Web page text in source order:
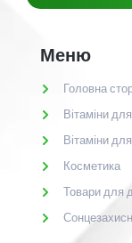
Меню
Головна
Вітаміни
Вітаміни
Косметика
Товари для